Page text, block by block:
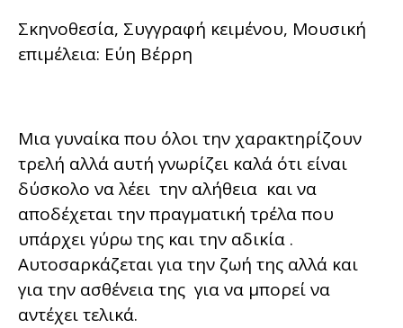
Σκηνοθεσία, Συγγραφή κειμένου, Μουσική
επιμέλεια: Εύη Βέρρη
Μια γυναίκα που όλοι την χαρακτηρίζουν
τρελή αλλά αυτή γνωρίζει καλά ότι είναι
δύσκολο να λέει την αλήθεια και να
αποδέχεται την πραγματική τρέλα που
υπάρχει γύρω της και την αδικία .
Αυτοσαρκάζεται για την ζωή της αλλά και
για την ασθένεια της για να μπορεί να
αντέχει τελικά.